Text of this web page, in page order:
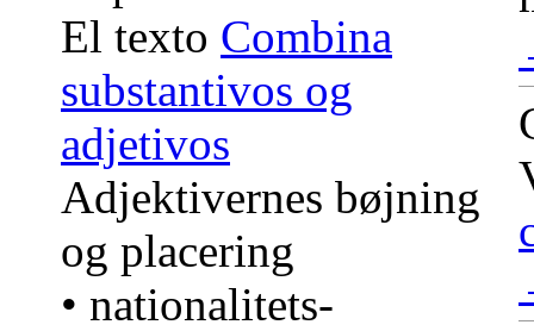
El texto Combina
substantivos og
adjetivos
Adjektivernes bøjning
og placering
• nationalitets-